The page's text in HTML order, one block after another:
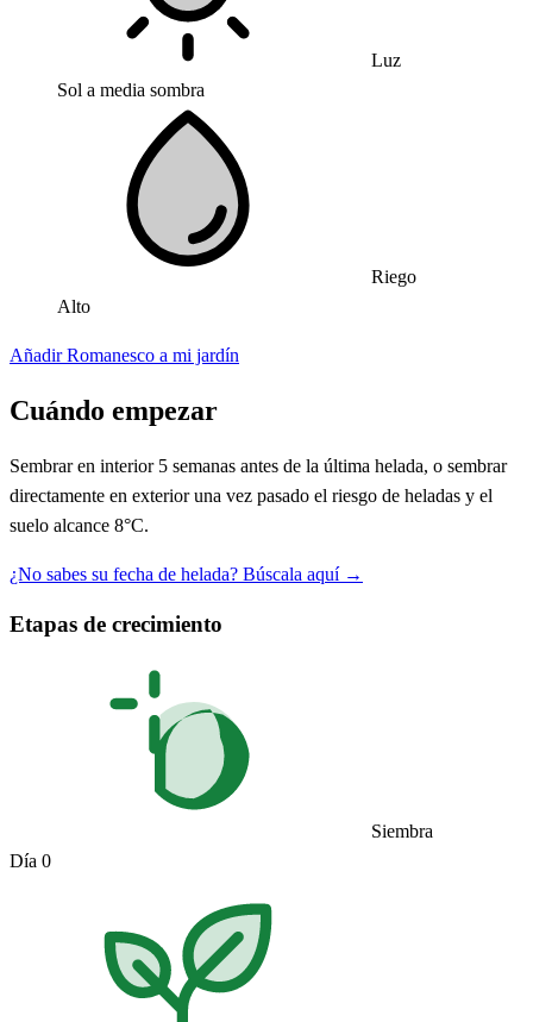
Luz
Sol a media sombra
Riego
Alto
Añadir Romanesco a mi jardín
Cuándo empezar
Sembrar en interior 5 semanas antes de la última helada, o sembrar
directamente en exterior una vez pasado el riesgo de heladas y el
suelo alcance 8°C.
¿No sabes su fecha de helada? Búscala aquí →
Etapas de crecimiento
Siembra
Día 0